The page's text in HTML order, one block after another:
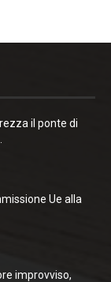
il ponte di
Ue alla
improvviso,